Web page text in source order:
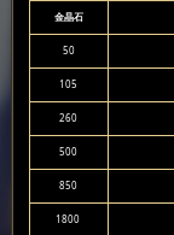
金晶石
50
105
260
500
850
1800